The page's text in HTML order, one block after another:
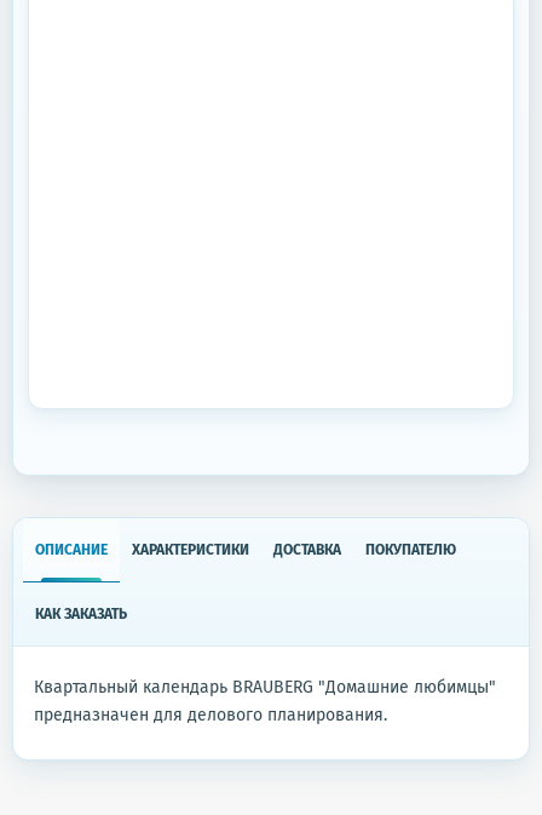
ОПИСАНИЕ ХАРАКТЕРИСТИКИ ДОСТАВКА ПОКУПАТЕЛЮ
КАК ЗАКАЗАТЬ
Квартальный календарь BRAUBERG "Домашние любимцы"
предназначен для делового планирования.